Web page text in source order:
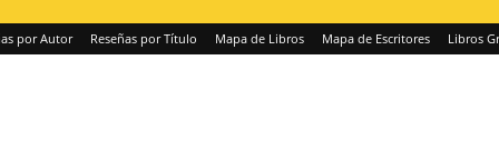
por Autor Reseñas por Título Mapa de Libros Mapa de Escritores Libros